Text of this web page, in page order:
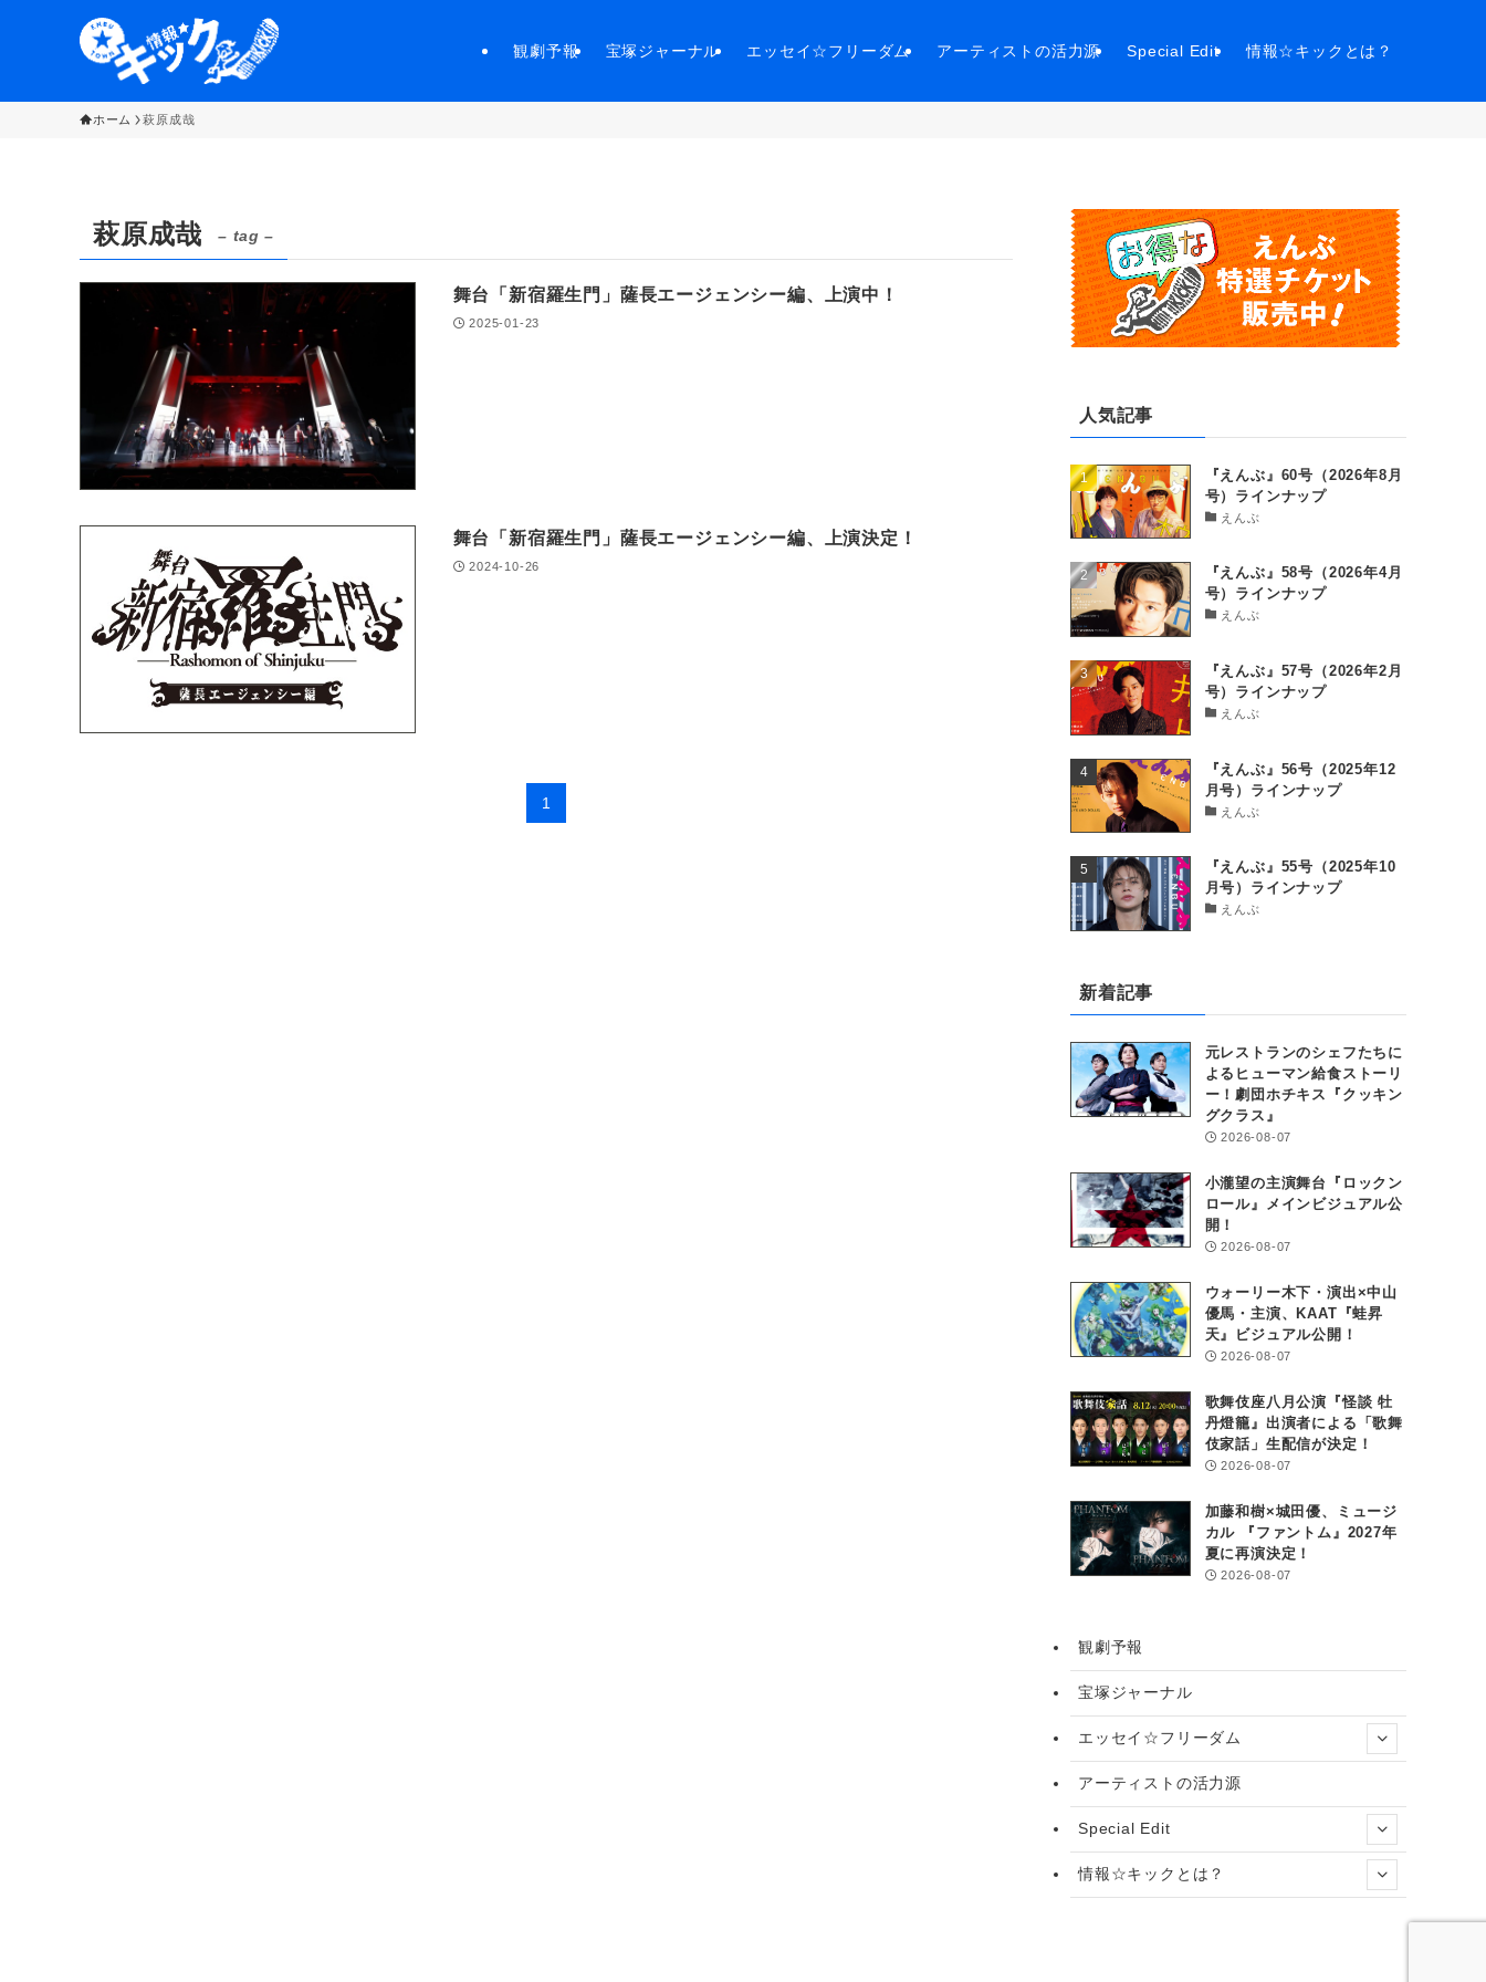
観劇予報 宝塚ジャーナル エッセイ☆フリーダム アーティストの活力源 Special Edit 情報☆キックとは？
ホーム 萩原成哉
萩原成哉 – tag –
舞台「新宿羅生門」薩長エージェンシー編、上演中！
2025-01-23
舞台「新宿羅生門」薩長エージェンシー編、上演決定！
2024-10-26
1
人気記事
『えんぶ』60号（2026年8月
号）ラインナップ
えんぶ
『えんぶ』58号（2026年4月
号）ラインナップ
えんぶ
『えんぶ』57号（2026年2月
号）ラインナップ
えんぶ
『えんぶ』56号（2025年12
月号）ラインナップ
えんぶ
『えんぶ』55号（2025年10
月号）ラインナップ
えんぶ
新着記事
元レストランのシェフたちに
よるヒューマン給食ストーリ
ー！劇団ホチキス『クッキン
グクラス』
2026-08-07
小瀧望の主演舞台『ロックン
ロール』メインビジュアル公
開！
2026-08-07
ウォーリー木下・演出×中山
優馬・主演、KAAT『蛙昇
天』ビジュアル公開！
2026-08-07
歌舞伎座八月公演『怪談 牡
丹燈籠』出演者による「歌舞
伎家話」生配信が決定！
2026-08-07
加藤和樹×城田優、ミュージ
カル 『ファントム』2027年
夏に再演決定！
2026-08-07
観劇予報
宝塚ジャーナル
エッセイ☆フリーダム
アーティストの活力源
Special Edit
情報☆キックとは？